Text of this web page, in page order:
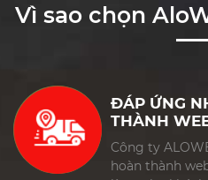
Vì sao chọn
ĐÁP ỨNG
THÀNH
Công ty
hoàn thành